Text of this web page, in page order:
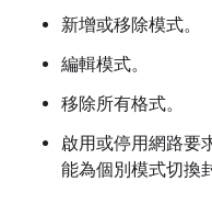
新增或移除模式。
編輯模式。
移除所有格式。
啟用或停用網路要
能為個別模式切換